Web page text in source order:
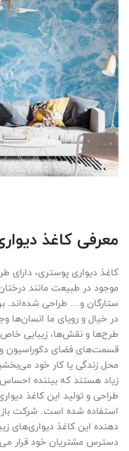
معرفی کاغذ
کاغذ دیواری پوستری،
موجود در طبیعت مانند
ستارگان و… طراحی شده‌اند.
در خیال و رویای ما انسان‌ها
طرح‌ها و نقش‌ها، زیبایی خاص
قسمت‌های فضای دکوراسیون و
محل زندگی یا کار خود
زیاد هستند که بیننده
طراحی و تولید این کاغذ
استفاده شده است. شرکت
دهنده این کاغذ دیواری‌های
دسترس مشتریان خود قرار